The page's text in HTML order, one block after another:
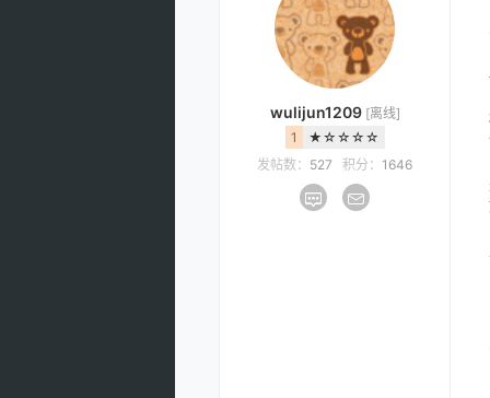
wulijun1209 [离线]
1
★☆☆☆☆
发帖数： 527 积分： 1646